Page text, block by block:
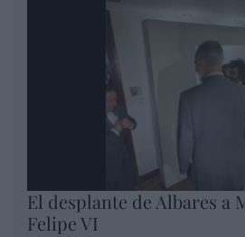
El desplante de Albares a
Felipe VI